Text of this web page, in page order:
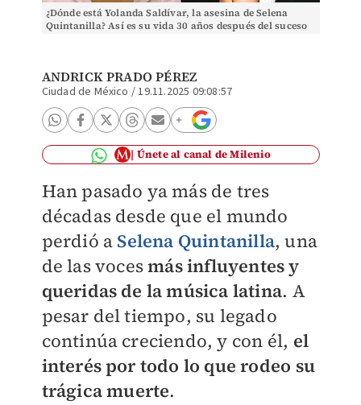
¿Dónde está Yolanda Saldívar, la asesina de Selena
Quintanilla? Así es su vida 30 años después del suceso
ANDRICK PRADO PÉREZ
Ciudad de México /19.11.2025 09:08:57
Únete al canal de Milenio
Han pasado ya más de tres
décadas desde que el mundo
perdió a Selena Quintanilla, una
de las vocesmás influyentes y
queridas de la música latina. A
pesar del tiempo, su legado
continúa creciendo, y con él, el
interés por todo lo que rodeo su
trágica muerte.